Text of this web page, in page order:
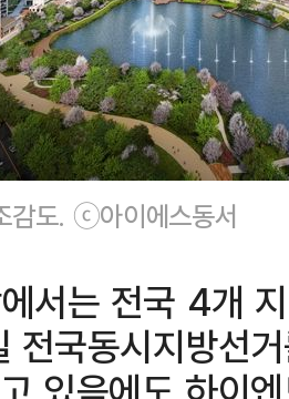
감도. ⓒ아이에스동서
서는 전국 4개
전국동시지방선